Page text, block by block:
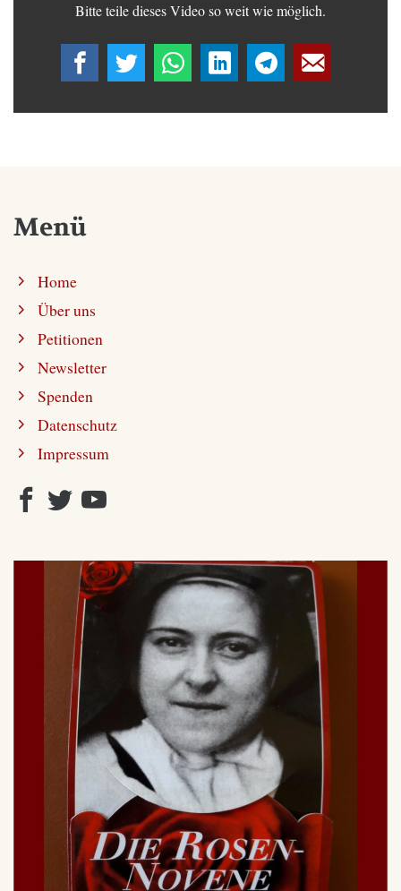
Bitte teile dieses Video so weit wie möglich.
Menü
Home
Über uns
Petitionen
Newsletter
Spenden
Datenschutz
Impressum